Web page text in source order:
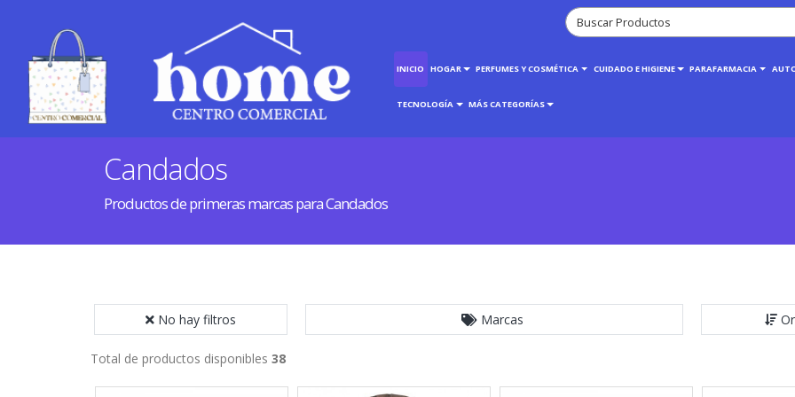
INICIO HOGAR PERFUMES Y COSMÉTICA CUIDADO E HIGIENE PARAFARMACIA
TECNOLOGÍA MÁS CATEGORÍAS
Candados
Productos de primeras marcas para Candados
No hay filtros Marcas
Total de productos disponibles 38